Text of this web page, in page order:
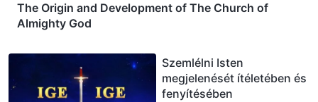
The Origin and Development of The Church of
Almighty God
Szemlélni Isten
megjelenését ítéletében és
fenyítésében